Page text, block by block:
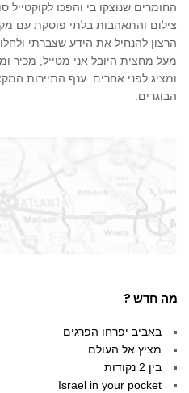
החומרים שנוצקו בי והפכו
צילום והתאהבות בלתי פוסקת עם
הרצון להנחיל את הידע שצברתי
מעל מחצית היובל אני מטייל, מכיר
ומציג לפני אחרים. ענף התיירות
הבוגרים.
מה חדש ?
באביב יפרחו הפרגים
מציץ אל העולם
בין 2 נקודות
Israel in your pocket